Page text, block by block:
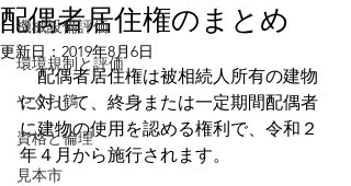
機械設備評価
環境規制と評価
やぐら鶴
資格と倫理
見本市
配偶者居住権のまとめ
更新日： 2019年8月6日
配偶者居住権は被相続人所有の建物
に対して、終身または一定期間配偶者
に建物の使用を認める権利で、令和２
年４月から施行されます。